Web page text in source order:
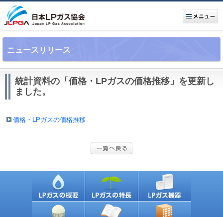
ニュースリリース
統計資料の「価格・LPガスの価格推移」を更新し
ました。
価格・LPガスの価格推移